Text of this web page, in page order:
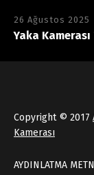
26 Ağustos 2025
Yaka
Copyright © 2017
Kamerası
AYDINLATMA